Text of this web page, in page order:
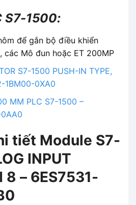
S7-1500:
để gắn bộ điều khiển
các Mô đun hoặc ET 200MP
S7-1500 PUSH-IN TYPE,
1BM00-0XA0
MM PLC S7-1500 –
tiết Module S7-
INPUT
8 – 6ES7531-